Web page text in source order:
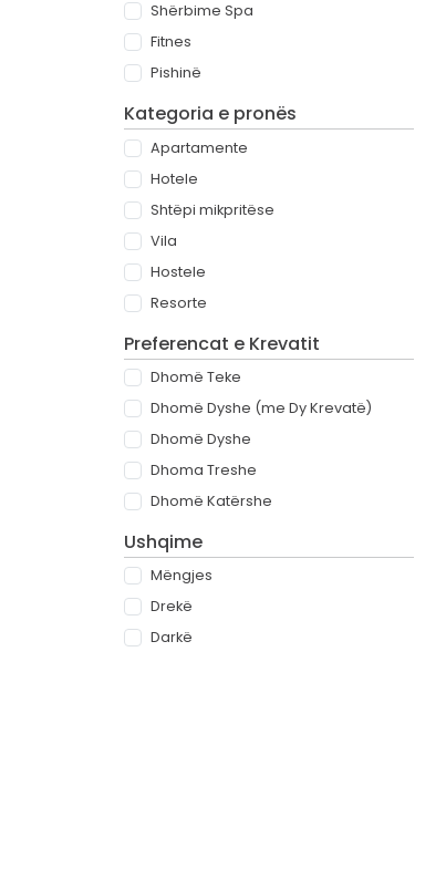
Shërbime Spa
Fitnes
Pishinë
Kategoria e pronës
Apartamente
Hotele
Shtëpi mikpritëse
Vila
Hostele
Resorte
Preferencat e Krevatit
Dhomë Teke
Dhomë Dyshe (me Dy Krevatë)
Dhomë Dyshe
Dhoma Treshe
Dhomë Katërshe
Ushqime
Mëngjes
Drekë
Darkë